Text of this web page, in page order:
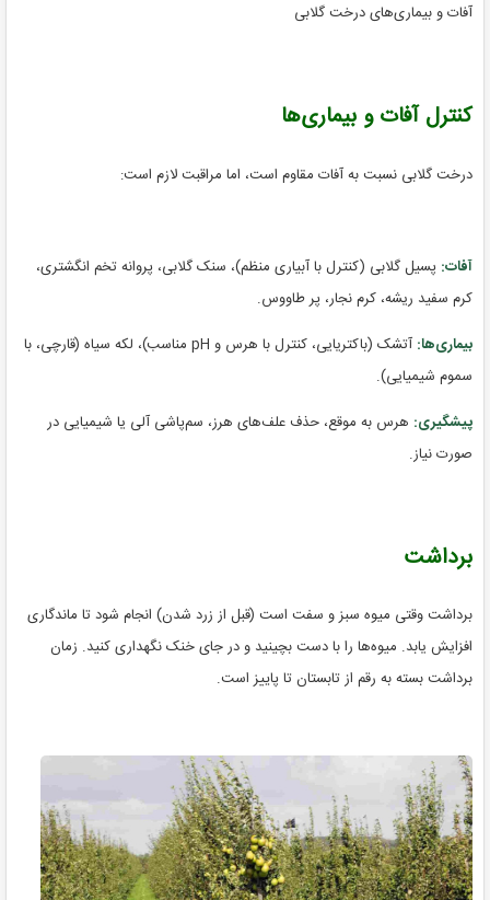
آفات و بیماری‌های درخت گلابی
کنترل آفات و بیماری‌ها
درخت گلابی نسبت به آفات مقاوم است، اما مراقبت لازم است:
آفات: پسیل گلابی (کنترل با آبیاری منظم)، سنک گلابی، پروانه تخم انگشتری،
کرم سفید ریشه، کرم نجار، پر طاووس.
بیماری‌ها:
آتشک (باکتریایی، کنترل با هرس و pH مناسب)، لکه سیاه (قارچی، با
سموم شیمیایی).
پیشگیری: هرس به موقع، حذف علف‌های هرز، سم‌پاشی آلی یا شیمیایی در
صورت نیاز.
برداشت
برداشت وقتی میوه سبز و سفت است (قبل از زرد شدن) انجام شود تا ماندگاری
افزایش یابد. میوه‌ها را با دست بچینید و در جای خنک نگهداری کنید. زمان
برداشت بسته به رقم از تابستان تا پاییز است.